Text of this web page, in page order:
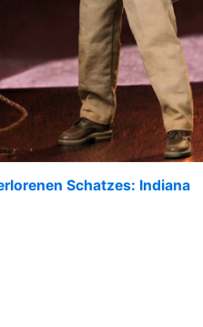
Schatzes: Indiana